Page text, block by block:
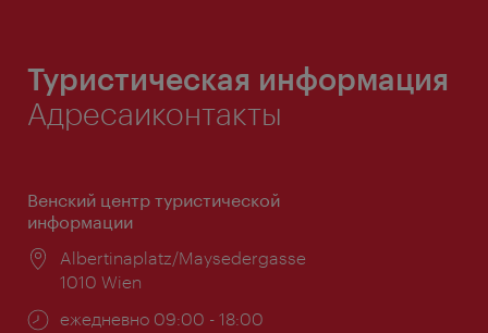
Туристическая информация
Адресаиконтакты
Венский центр туристической
информации
Расположение:
Albertinaplatz/Maysedergasse
1010 Wien
Часы
ежедневно 09:00 - 18:00